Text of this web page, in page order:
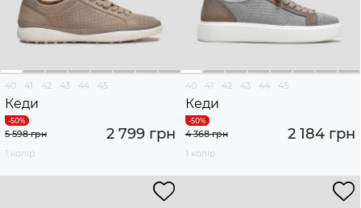
40 41 42 43 44 45
Кеди
2 799 грн
5 598 грн
1 колір
40 41 42 43 44 45
Кеди
2 184 грн
4 368 грн
1 колір